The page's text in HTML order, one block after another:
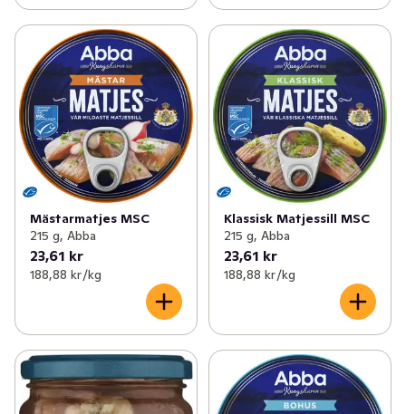
Mästarmatjes MSC
215 g, Abba
23,61 kr
188,88 kr /kg
Klassisk Matjessill MSC
215 g, Abba
23,61 kr
188,88 kr /kg